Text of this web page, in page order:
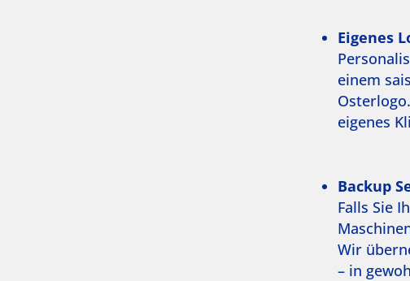
Eigenes
einem
eigenes
Backup
Falls Sie
Wir
– in